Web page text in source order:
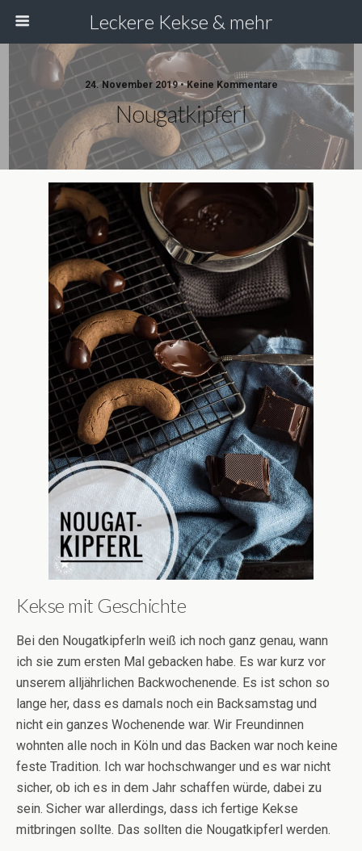
Leckere Kekse & mehr
24. November 2019 • Keine Kommentare
Nougatkipferl
Kekse mit Geschichte
Bei den Nougatkipferln weiß ich noch ganz genau, wann
ich sie zum ersten Mal gebacken habe. Es war kurz vor
unserem alljährlichen Backwochenende. Es ist schon so
lange her, dass es damals noch ein Backsamstag und
nicht ein ganzes Wochenende war. Wir Freundinnen
wohnten alle noch in Köln und das Backen war noch keine
feste Tradition. Ich war hochschwanger und es war nicht
sicher, ob ich es in dem Jahr schaffen würde, dabei zu
sein. Sicher war allerdings, dass ich fertige Kekse
mitbringen sollte. Das sollten die Nougatkipferl werden.